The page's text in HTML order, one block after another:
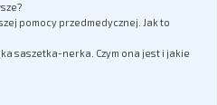
pomocy przedmedycznej. Jak to
saszetka-nerka. Czym ona jest i jakie